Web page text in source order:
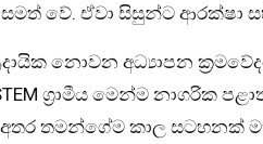
වේ. ඒවා සිසුන්ට ආරක්ෂා
නොවන අධ්‍යාපන
ග්‍රාමීය මෙන්ම නාගරික
තමන්ගේම කාල සටහනක්